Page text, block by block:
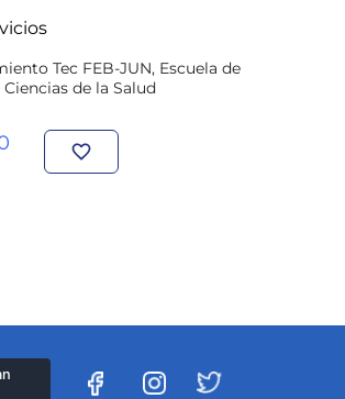
Tec FEB-JUN, Escuela de
de la Salud